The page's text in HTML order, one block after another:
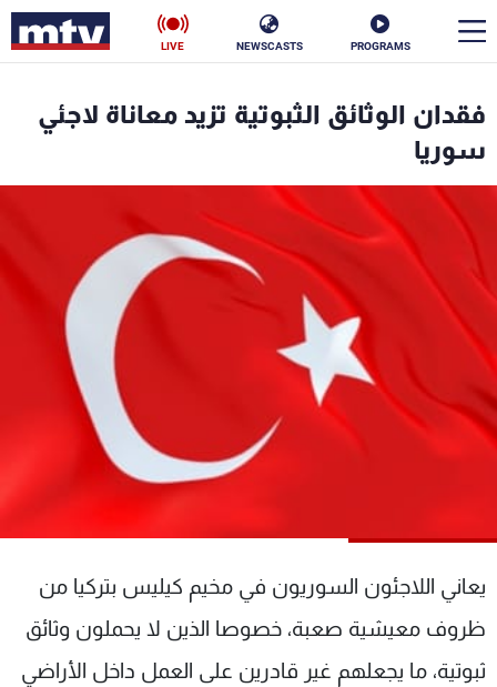
PROGRAMS
NEWSCASTS
LIVE
فقدان الوثائق الثبوتية تزيد معاناة لاجئي
سوريا
يعاني اللاجئون السوريون في مخيم كيليس بتركيا من
ظروف معيشية صعبة، خصوصا الذين لا يحملون وثائق
ثبوتية، ما يجعلهم غير قادرين على العمل داخل الأراضي
سياسة
فن
منوعات
عن MTV
الإنـتـاج
لاعلاناتكم
وظائف
تواصل معنا
شروط الإسـتخدام